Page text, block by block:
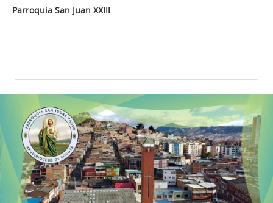
Parroquia San Juan XXIII